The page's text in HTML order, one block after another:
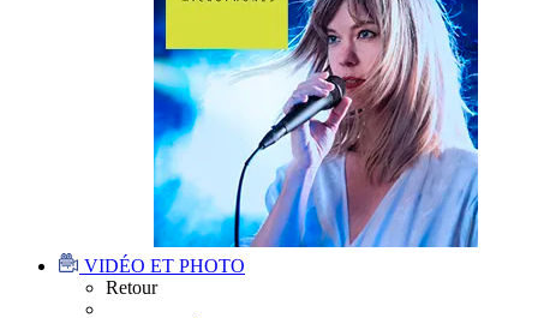
VIDÉO ET PHOTO
Retour